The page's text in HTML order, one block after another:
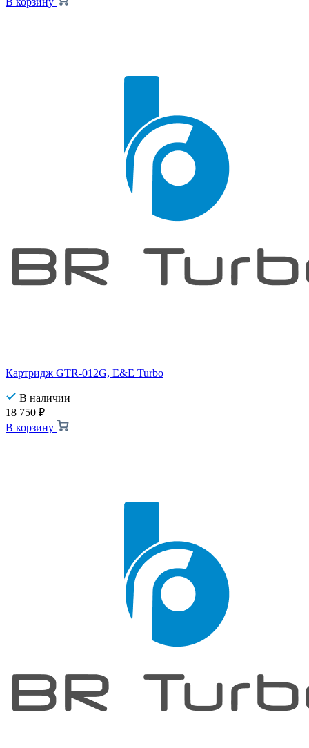
Картридж GTR-012G, E&E Turbo
В наличии
18 750 ₽
В корзину